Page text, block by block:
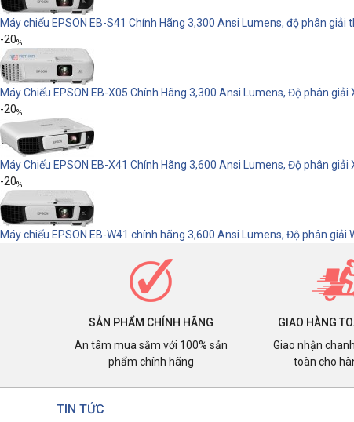
Máy chiếu EPSON EB-S41 Chính Hãng 3,300 Ansi Lumens, độ phân giải
-20%
Máy Chiếu EPSON EB-X05 Chính Hãng 3,300 Ansi Lumens, Độ phân giải
-20%
Máy Chiếu EPSON EB-X41 Chính Hãng 3,600 Ansi Lumens, Độ phân giải
-20%
Máy chiếu EPSON EB-W41 chính hãng 3,600 Ansi Lumens, Độ phân giải
SẢN PHẨM CHÍNH HÃNG
An tâm mua sắm với 100% sản
phẩm chính hãng
GIAO HÀNG
Giao nhận
toàn cho
TIN TỨC